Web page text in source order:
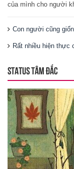
của mình cho người
Con người cũng
Rất nhiều hiện
STATUS TÂM ĐẮC